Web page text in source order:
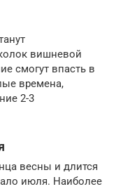
вишневой
смогут впасть в
времена,
2-3
весны и длится
июля. Наиболее